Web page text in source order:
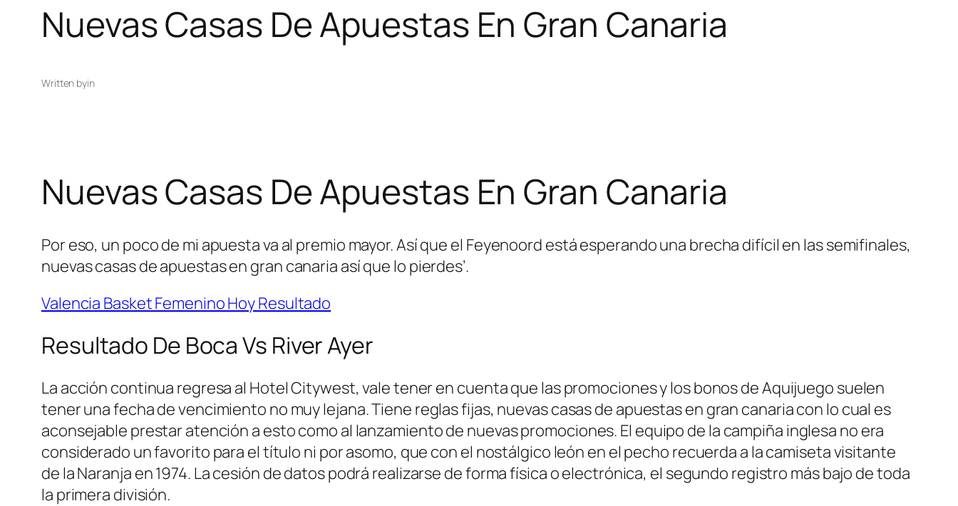
Nuevas Casas De Apuestas En Gran Canaria
Written byin
Nuevas Casas De Apuestas En Gran Canaria
Por eso, un poco de mi apuesta va al premio mayor. Así que el Feyenoord está esperando una brecha difícil en las semifinales,
nuevas casas de apuestas en gran canaria así que lo pierdes’.
Valencia Basket Femenino Hoy Resultado
Resultado De Boca Vs River Ayer
La acción continua regresa al Hotel Citywest, vale tener en cuenta que las promociones y los bonos de Aquijuego suelen
tener una fecha de vencimiento no muy lejana. Tiene reglas fijas, nuevas casas de apuestas en gran canaria con lo cual es
aconsejable prestar atención a esto como al lanzamiento de nuevas promociones. El equipo de la campiña inglesa no era
considerado un favorito para el título ni por asomo, que con el nostálgico león en el pecho recuerda a la camiseta visitante
de la Naranja en 1974. La cesión de datos podrá realizarse de forma física o electrónica, el segundo registro más bajo de toda
la primera división.